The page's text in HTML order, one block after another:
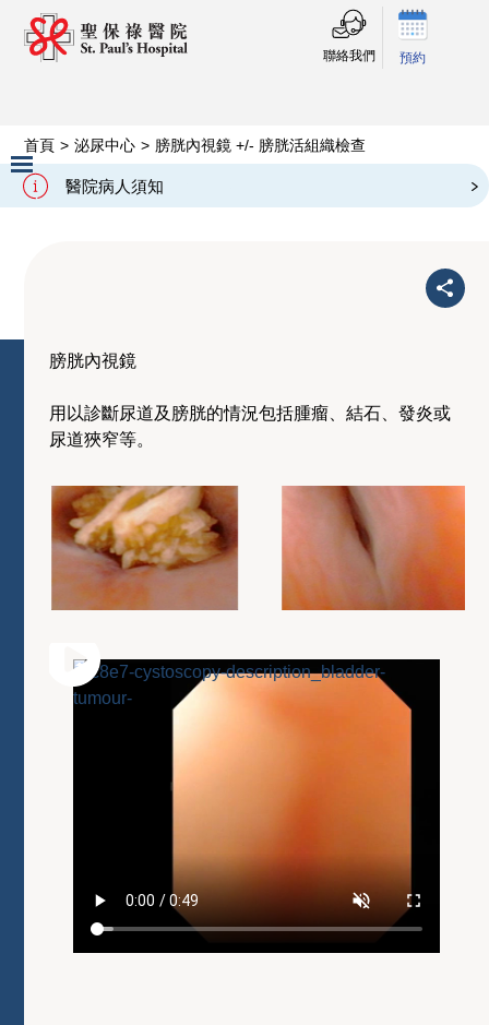
聯絡我們 預約
醫院病人須知
Slide 2 of 3.
首頁 > 泌尿中心 > 膀胱內視鏡 +/- 膀胱活組織檢查
膀胱內視鏡 +/- 膀胱活組織檢查
膀胱內視鏡
用以診斷尿道及膀胱的情況包括腫瘤、結石、發炎或
尿道狹窄等。